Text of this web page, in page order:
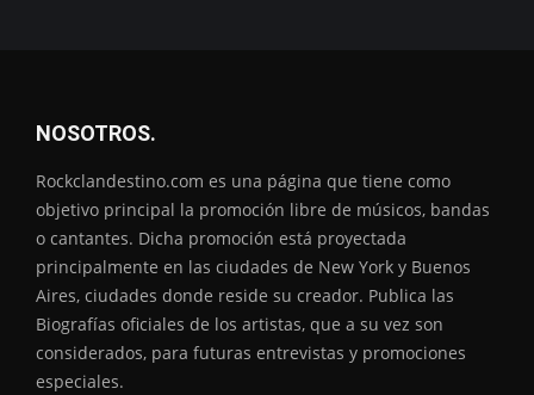
NOSOTROS.
Rockclandestino.com es una página que tiene como
objetivo principal la promoción libre de músicos, bandas
o cantantes. Dicha promoción está proyectada
principalmente en las ciudades de New York y Buenos
Aires, ciudades donde reside su creador. Publica las
Biografías oficiales de los artistas, que a su vez son
considerados, para futuras entrevistas y promociones
especiales.